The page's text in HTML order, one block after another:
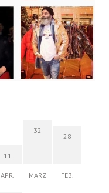
11
APR.
32
MÄRZ
28
FEB.